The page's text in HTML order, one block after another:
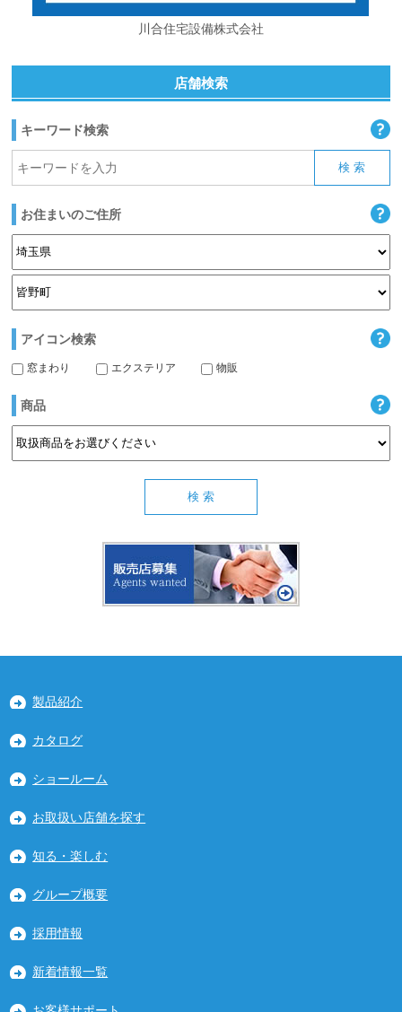
川合住宅設備株式会社
店舗検索
キーワード検索
お住まいのご住所
アイコン検索
窓まわり エクステリア 物販
商品
製品紹介
カタログ
ショールーム
お取扱い店舗を探す
知る・楽しむ
グループ概要
採用情報
新着情報一覧